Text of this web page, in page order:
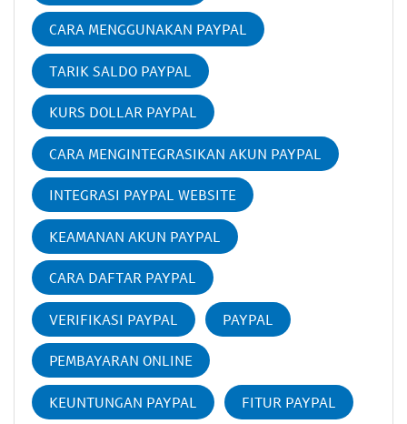
CARA MENGGUNAKAN PAYPAL
TARIK SALDO PAYPAL
KURS DOLLAR PAYPAL
CARA MENGINTEGRASIKAN AKUN PAYPAL
INTEGRASI PAYPAL WEBSITE
KEAMANAN AKUN PAYPAL
CARA DAFTAR PAYPAL
VERIFIKASI PAYPAL PAYPAL
PEMBAYARAN ONLINE
KEUNTUNGAN PAYPAL FITUR PAYPAL